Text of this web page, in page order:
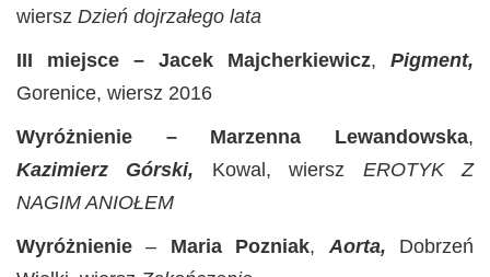
wiersz Dzień dojrzałego lata
III miejsce
– Jacek Majcherkiewicz, Pigment,
Gorenice, wiersz 2016
Wyróżnienie – Marzenna Lewandowska,
Kazimierz Górski, Kowal, wiersz EROTYK Z
NAGIM ANIOŁEM
Wyróżnienie– Maria Pozniak,Aorta, Dobrzeń